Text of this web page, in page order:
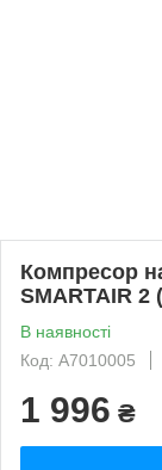
Компресор
SMARTAIR 2
В наявності
Код: A7010005
1 996 ₴